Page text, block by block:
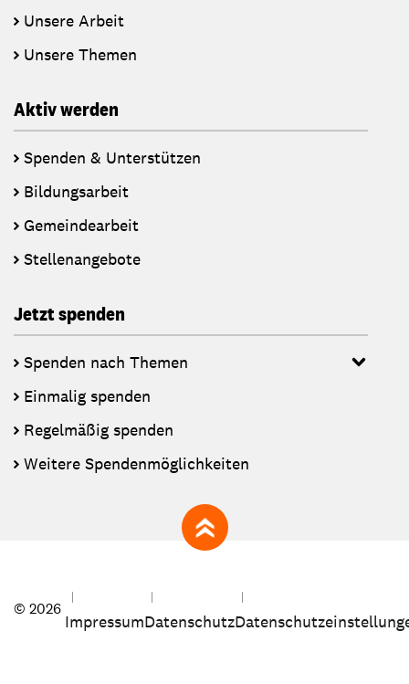
Unsere Arbeit
Unsere Themen
Aktiv werden
Spenden & Unterstützen
Bildungsarbeit
Gemeindearbeit
Stellenangebote
Jetzt spenden
Spenden nach Themen
Einmalig spenden
Regelmäßig spenden
Weitere Spendenmöglichkeiten
zum Seitenanfang
© 2026
ImpressumDatenschutz